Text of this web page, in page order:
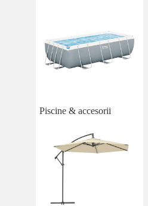
Piscine & accesorii